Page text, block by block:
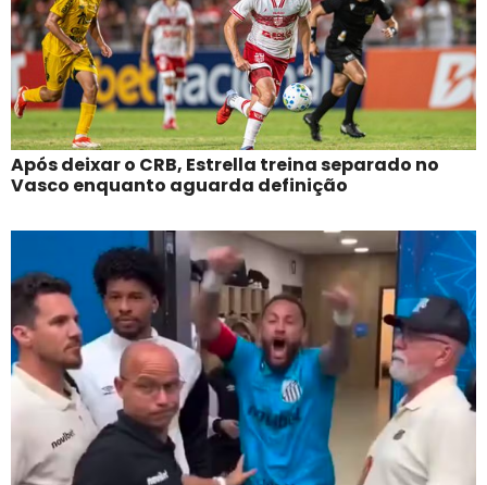
Após deixar o CRB, Estrella treina separado no
Vasco enquanto aguarda definição